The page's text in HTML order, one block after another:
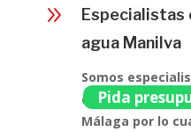
9
agua Manilva
Somos
de aguas
Málaga por lo
Pida